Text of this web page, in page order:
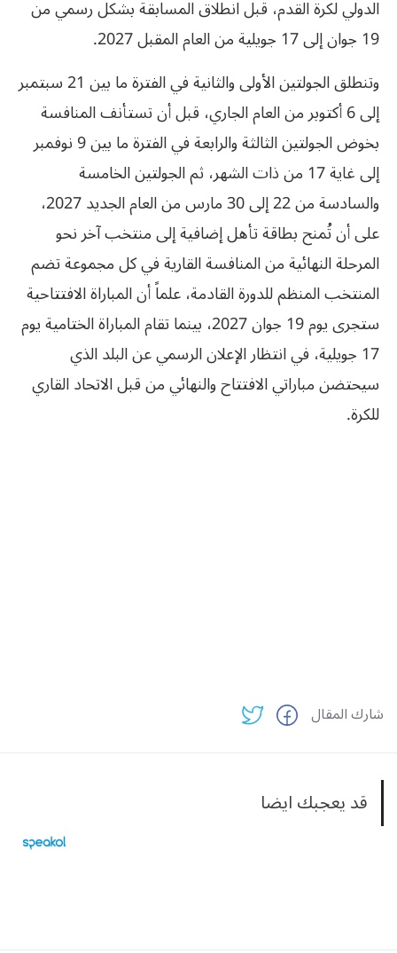
الدولي لكرة القدم، قبل انطلاق المسابقة بشكل رسمي من
19 جوان إلى 17 جويلية من العام المقبل 2027.
وتنطلق الجولتين الأولى والثانية في الفترة ما بين 21 سبتمبر
إلى 6 أكتوبر من العام الجاري، قبل أن تستأنف المنافسة
بخوض الجولتين الثالثة والرابعة في الفترة ما بين 9 نوفمبر
إلى غاية 17 من ذات الشهر، ثم الجولتين الخامسة
والسادسة من 22 إلى 30 مارس من العام الجديد 2027،
على أن تُمنح بطاقة تأهل إضافية إلى منتخب آخر نحو
المرحلة النهائية من المنافسة القارية في كل مجموعة تضم
المنتخب المنظم للدورة القادمة، علماً أن المباراة الافتتاحية
ستجرى يوم 19 جوان 2027، بينما تقام المباراة الختامية يوم
17 جويلية، في انتظار الإعلان الرسمي عن البلد الذي
سيحتضن مباراتي الافتتاح والنهائي من قبل الاتحاد القاري
للكرة.
شارك المقال
قد يعجبك ايضا